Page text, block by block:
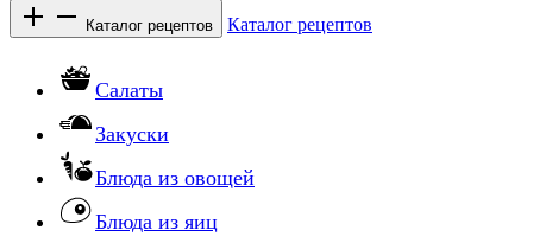
Каталог рецептов Каталог рецептов
Салаты
Закуски
Блюда из овощей
Блюда из яиц